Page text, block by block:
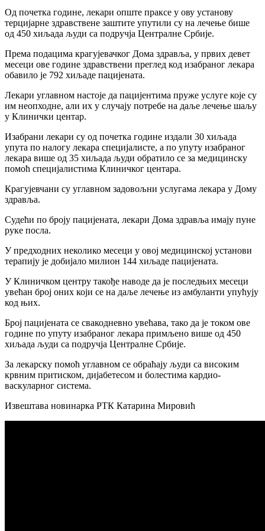
Од почетка године, лекари опште праксе у ову установу
терцијарне здравствене заштите упутили су на лечење бише
од 450 хиљада људи са подручја Централне Србије.
Према подацима крагујевачког Дома здравља, у првих девет
месеци ове године здравствени преглед код изабраног лекара
обавило је 792 хиљаде пацијената.
Лекари углавном настоје да пацијентима пруже услуге које су
им неопходне, али их у случају потребе на даље лечење шаљу
у Клинички центар.
Изабрани лекари су од почетка године издали 30 хиљада
упута по налогу лекара специјалисте, а по упуту изабраног
лекара више од 35 хиљада људи обратило се за медицинску
помоћ специјалистима Клиничког центара.
Крагујевчани су углавном задовољни услугама лекара у Дому
здравља.
Судећи по броју пацијената, лекари Дома здравља имају пуне
руке посла.
У предходних неколико месеци у овој медицинској установи
терапију је добијало милион 144 хиљаде пацијената.
У Клиничком центру такође наводе да је последњих месеци
увећан број оних који се на даље лечење из амбуланти упућују
код њих.
Број пацијената се свакодневно увећава, тако да је током ове
године по упуту изабраног лекара примљено више од 450
хиљада људи са подручја Централне Србије.
За лекарску помоћ углавном се обраћају људи са високим
крвним притиском, дијабетесом и болестима кардио-
васкуларног система.
Извештава новинарка РТК Катарина Мировић